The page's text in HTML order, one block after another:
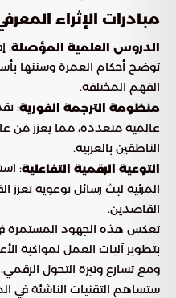
مبادرات الإثراء
الدروس العلمية المؤصلة:
توضح أحكام العمرة وسننها
الفهم المختلفة.
منظومة الترجمة الفورية:
عالمية متعددة، مما يعزز من
الناطقين بالعربية.
التوعية الرقمية التفاعلية:
المرئية لبث رسائل توعوية تعزز
القاصدين.
تعكس هذه الجهود المستمرة في
بتطوير آليات العمل لمواكبة
ومع تسارع وتيرة التحول
ستساهم التقنيات الناشئة في